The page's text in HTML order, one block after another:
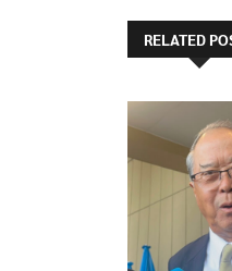
RELATED